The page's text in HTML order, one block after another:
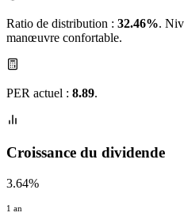
Ratio de distribution : 32.46%.
manœuvre confortable.
PER actuel : 8.89.
Croissance du dividende
3.64%
1 an